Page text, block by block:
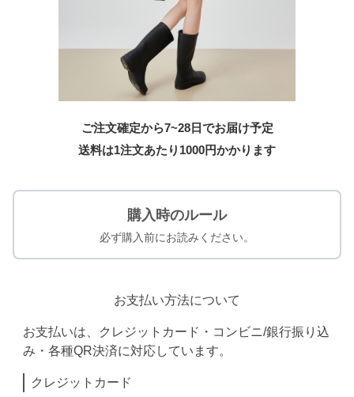
ご注文確定から7~28日でお届け予定
送料は1注文あたり 1000円かかります
購入時のルール
必ず購入前にお読みください。
お支払い方法について
お支払いは、クレジットカード・コンビニ/銀行振り込
み・各種QR決済に対応しています。
クレジットカード